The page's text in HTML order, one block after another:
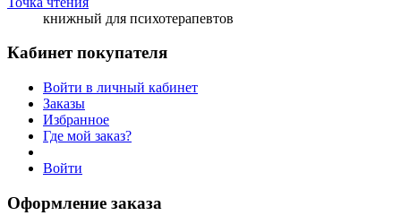
книжный для психотерапевтов
Кабинет покупателя
Войти в личный кабинет
Заказы
Избранное
Где мой заказ?
Войти
Оформление заказа